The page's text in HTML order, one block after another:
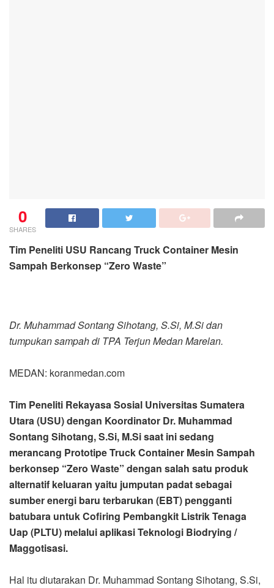
0
SHARES
Tim Peneliti USU Rancang Truck Container Mesin
Sampah Berkonsep “Zero Waste”
Dr. Muhammad Sontang Sihotang, S.Si, M.Si dan
tumpukan sampah di TPA Terjun Medan Marelan.
MEDAN: koranmedan.com
Tim Peneliti Rekayasa Sosial Universitas Sumatera
Utara (USU) dengan Koordinator Dr. Muhammad
Sontang Sihotang, S.Si, M.Si saat ini sedang
merancang Prototipe Truck Container Mesin Sampah
berkonsep “Zero Waste” dengan salah satu produk
alternatif keluaran yaitu jumputan padat sebagai
sumber energi baru terbarukan (EBT) pengganti
batubara untuk Cofiring Pembangkit Listrik Tenaga
Uap (PLTU) melalui aplikasi Teknologi Biodrying /
Maggotisasi.
Hal itu diutarakan Dr. Muhammad Sontang Sihotang, S.Si,